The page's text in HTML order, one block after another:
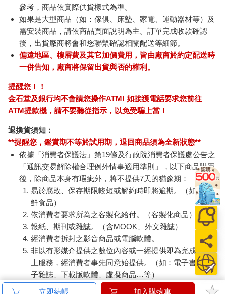
參考，商品依實際供貨樣式為準。
如果是大型商品（如：傢俱、床墊、家電、運動器材等）及
需安裝商品，請依商品頁面說明為主。訂單完成收款確認
後，出貨廠商將會和您聯繫確認相關配送等細節。
偏遠地區、樓層費及其它加價費用，皆由廠商於約定配送時
一併告知，廠商將保留出貨與否的權利。
提醒您！！
金石堂及銀行均不會請您操作ATM! 如接獲電話要求您前往
ATM提款機，請不要聽從指示，以免受騙上當！
退換貨須知：
**提醒您，鑑賞期不等於試用期，退回商品須為全新狀態**
依據「消費者保護法」第19條及行政院消費者保護處公告之
「通訊交易解除權合理例外情事適用準則」，以下商品購買
後，除商品本身有瑕疵外，將不提供7天的猶豫期：
易於腐敗、保存期限較短或解約時即將逾期。（如：生
鮮食品）
依消費者要求所為之客製化給付。（客製化商品）
報紙、期刊或雜誌。（含MOOK、外文雜誌）
經消費者拆封之影音商品或電腦軟體。
非以有形媒介提供之數位內容或一經提供即為完成之線
上服務，經消費者事先同意始提供。（如：電子書、電
子雜誌、下載版軟體、虛擬商品…等）
已拆封之個人衛生用品。（如：內衣褲、刮鬍刀、除毛
立即結帳 加入購物車